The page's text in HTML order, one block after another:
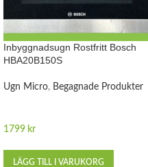
Inbyggnadsugn Rostfritt Bosch
HBA20B150S
Ugn Micro, Begagnade Produkter
1799 kr
LÄGG TILL I VARUKORG